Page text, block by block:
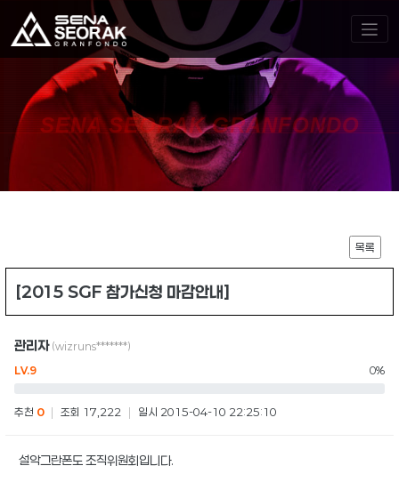
SENA SEORAK GRANFONDO
목록
[2015 SGF 참가신청 마감안내]
관리자 (wizruns*******)
LV.9 0%
추천 0 조회 17,222 일시 2015-04-10 22:25:10
설악그란폰도 조직위원회입니다.